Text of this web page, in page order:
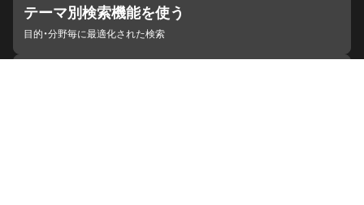
テーマ別検索機能を使う
目的・分野毎に最適化された検索